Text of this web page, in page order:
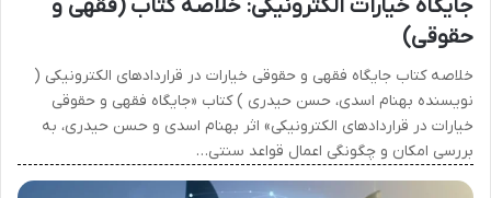
جایگاه خیارات الکترونیکی: خلاصه کتاب (فقهی و
حقوقی)
خلاصه کتاب جایگاه فقهی و حقوقی خیارات در قراردادهای الکترونیکی (
نویسنده بهنام اسدی، حسن حیدری ) کتاب «جایگاه فقهی و حقوقی
خیارات در قراردادهای الکترونیکی» اثر بهنام اسدی و حسن حیدری، به
بررسی امکان و چگونگی اعمال قواعد سنتی…